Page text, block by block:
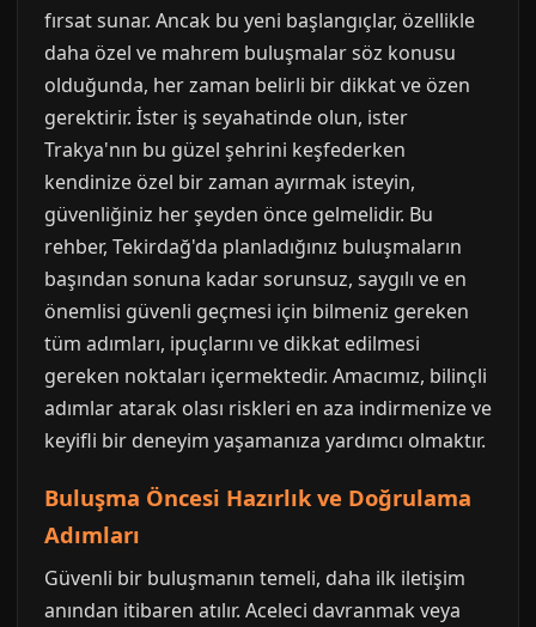
fırsat sunar. Ancak bu yeni başlangıçlar, özellikle
daha özel ve mahrem buluşmalar söz konusu
olduğunda, her zaman belirli bir dikkat ve özen
gerektirir. İster iş seyahatinde olun, ister
Trakya'nın bu güzel şehrini keşfederken
kendinize özel bir zaman ayırmak isteyin,
güvenliğiniz her şeyden önce gelmelidir. Bu
rehber, Tekirdağ'da planladığınız buluşmaların
başından sonuna kadar sorunsuz, saygılı ve en
önemlisi güvenli geçmesi için bilmeniz gereken
tüm adımları, ipuçlarını ve dikkat edilmesi
gereken noktaları içermektedir. Amacımız, bilinçli
adımlar atarak olası riskleri en aza indirmenize ve
keyifli bir deneyim yaşamanıza yardımcı olmaktır.
Buluşma Öncesi Hazırlık ve Doğrulama
Adımları
Güvenli bir buluşmanın temeli, daha ilk iletişim
anından itibaren atılır. Aceleci davranmak veya